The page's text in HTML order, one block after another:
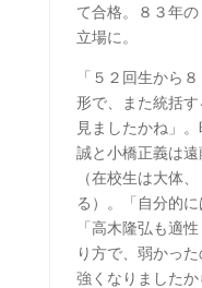
て合格。８３年
立場に。
「５２回生から
形で、また統括
見ましたかね」
誠と小橋正義は
（在校生は大体
る）。「自分的
「高木隆弘も適
り方で、弱かっ
強くなりましたか